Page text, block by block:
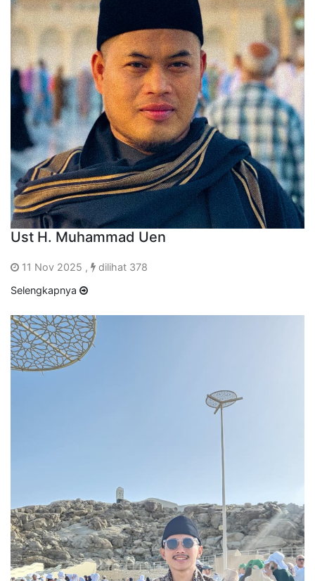
Ust H. Muhammad Uen
11 Nov 2025 ,
dilihat 378
Selengkapnya